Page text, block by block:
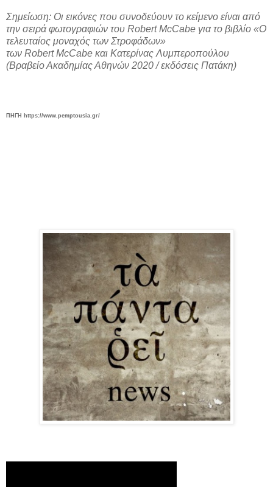
Σημείωση: Οι εικόνες που συνοδεύουν το κείμενο είναι από
την σειρά φωτογραφιών του Robert McCabe για το βιβλίο «Ο
τελευταίος μοναχός των Στροφάδων»
των Robert McCabe και Κατερίνας Λυμπεροπούλου
(Βραβείο Ακαδημίας Αθηνών 2020 / εκδόσεις Πατάκη)
ΠΗΓΗ https://www.pemptousia.gr/